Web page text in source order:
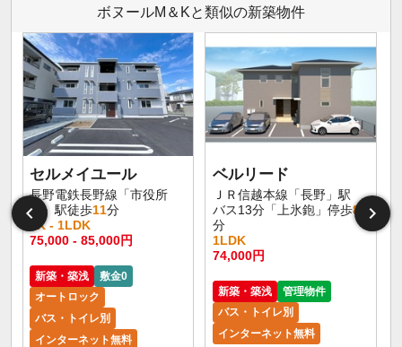
ボヌールM＆Kと類似の新築物件
セルメイユール
長野電鉄長野線「市役所
前」駅徒歩11分
1K - 1LDK
75,000 - 85,000円
新築・築浅
敷金0
オートロック
バス・トイレ別
インターネット無料
ベルリード
ＪＲ信越本線「長野」駅
バス13分「上氷鉋」停歩8
分
1LDK
74,000円
新築・築浅
管理物件
バス・トイレ別
インターネット無料